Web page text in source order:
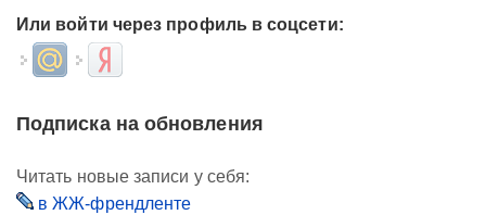
Или войти через профиль в соцсети:
Login with Mail.ruLogin with Яндекс
Подписка на обновления
Читать новые записи у себя:
в ЖЖ-френдленте